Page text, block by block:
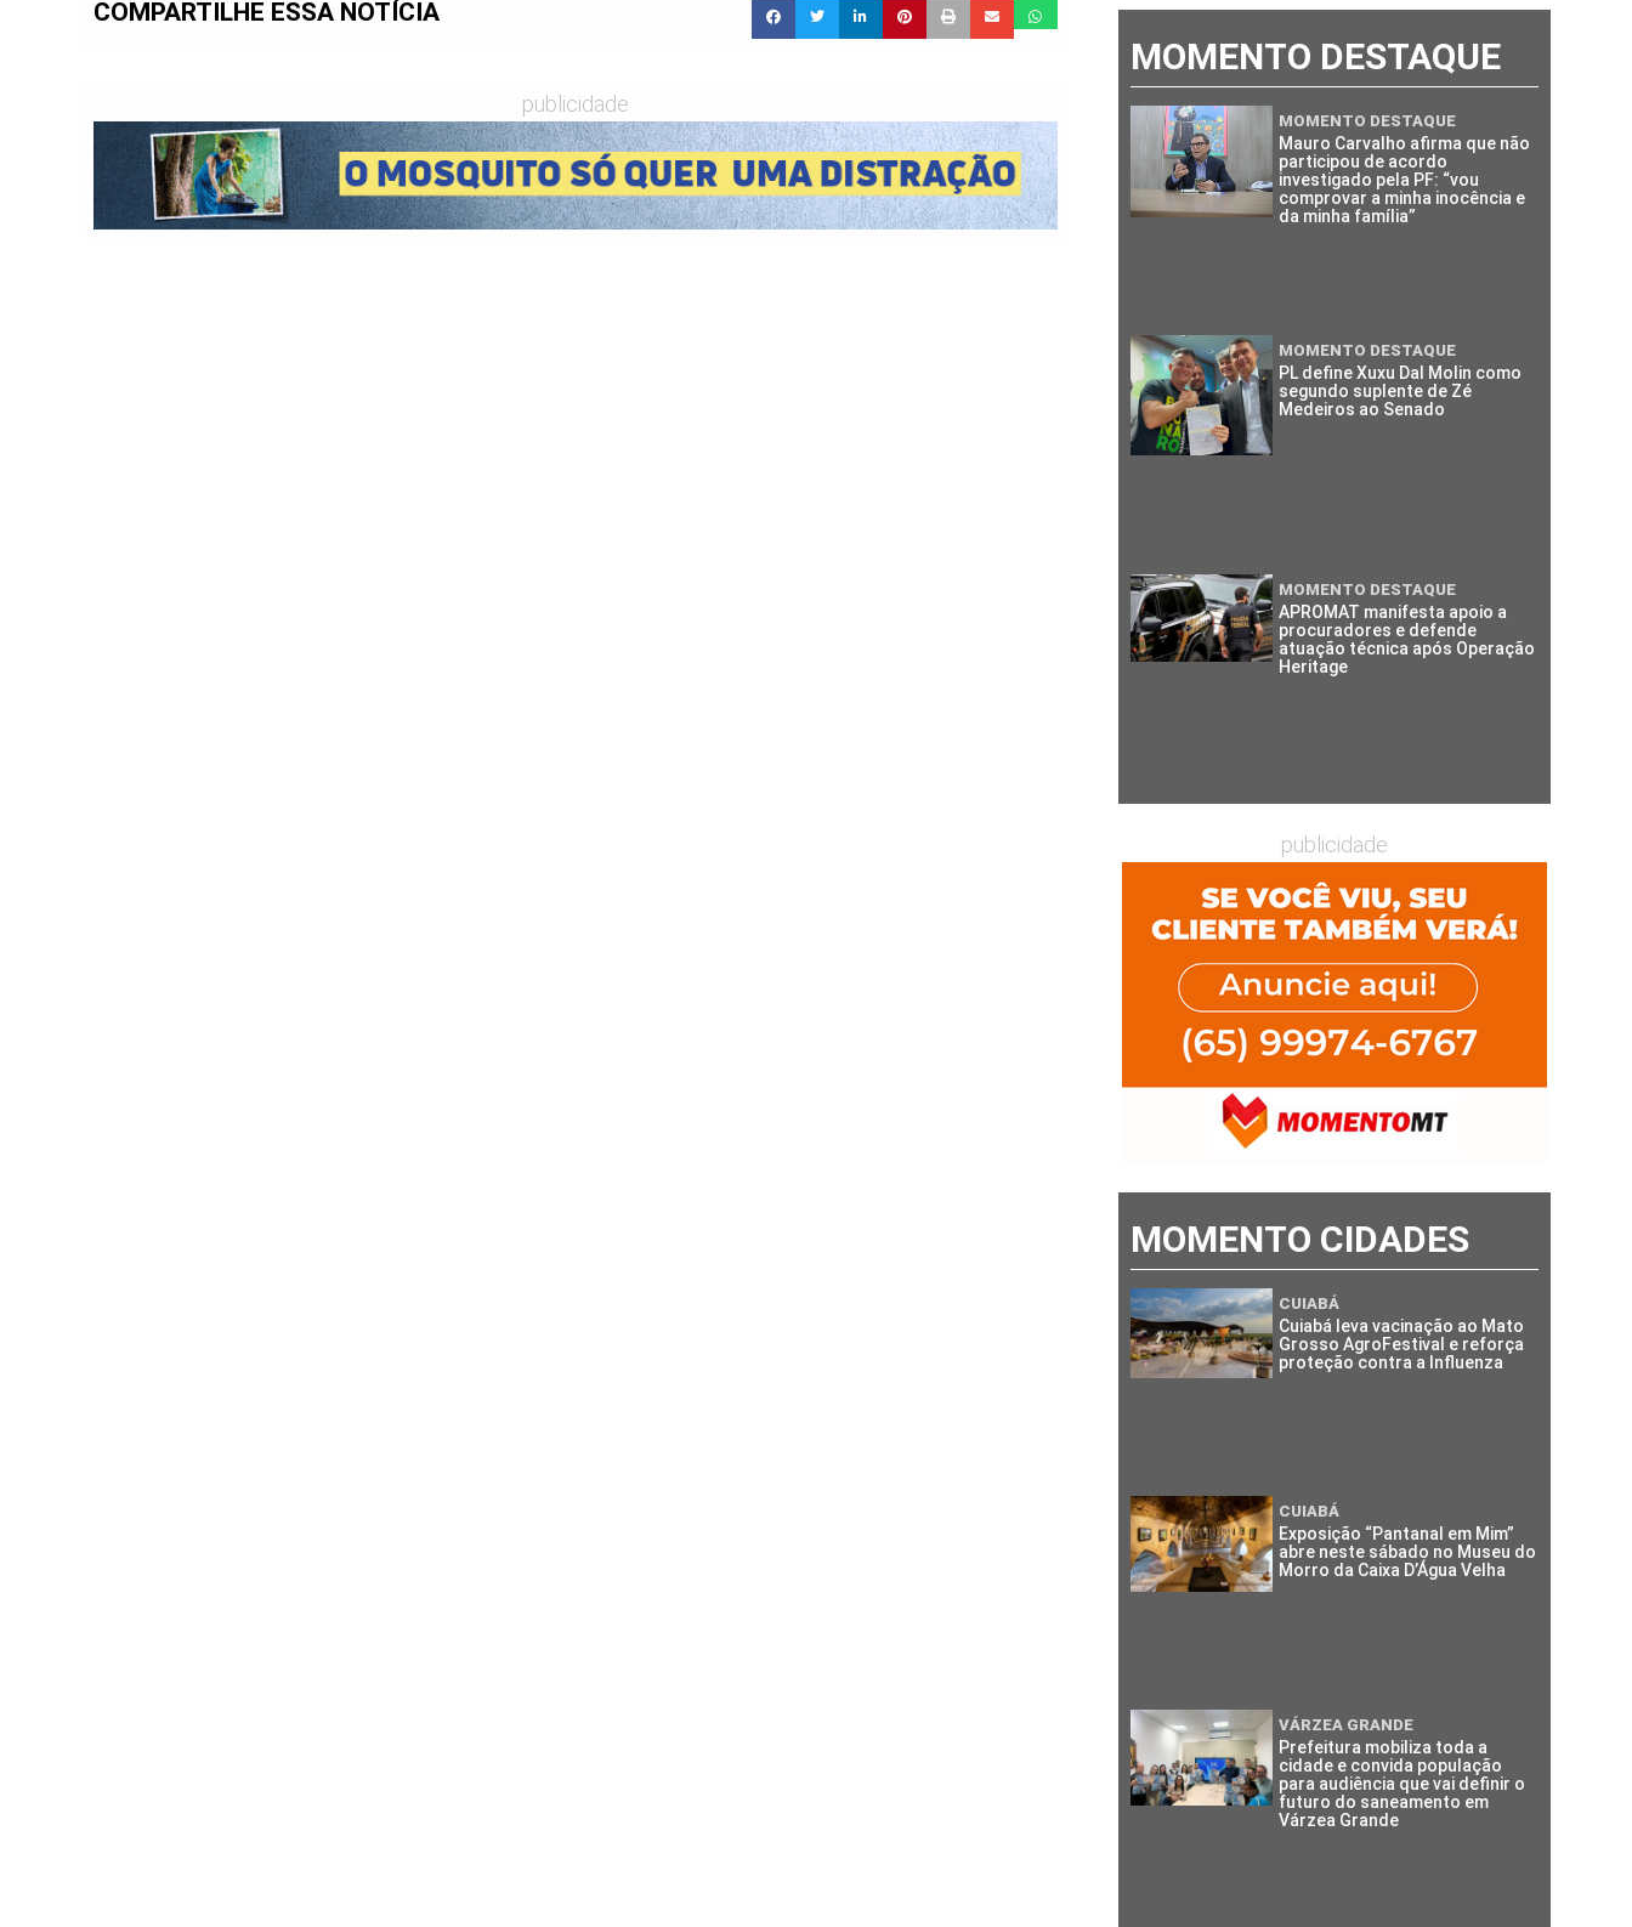
COMPARTILHE ESSA NOTÍCIA
publicidade
MOMENTO DESTAQUE
MOMENTO DESTAQUE
Mauro Carvalho afirma que não
participou de acordo
investigado pela PF: “vou
comprovar a minha inocência e
da minha família”
MOMENTO DESTAQUE
PL define Xuxu Dal Molin como
segundo suplente de Zé
Medeiros ao Senado
MOMENTO DESTAQUE
APROMAT manifesta apoio a
procuradores e defende
atuação técnica após Operação
Heritage
publicidade
MOMENTO CIDADES
CUIABÁ
Cuiabá leva vacinação ao Mato
Grosso AgroFestival e reforça
proteção contra a Influenza
CUIABÁ
Exposição “Pantanal em Mim”
abre neste sábado no Museu do
Morro da Caixa D’Água Velha
VÁRZEA GRANDE
Prefeitura mobiliza toda a
cidade e convida população
para audiência que vai definir o
futuro do saneamento em
Várzea Grande